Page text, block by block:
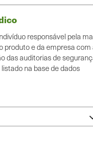
responsável pela
produto e da empresa com
das auditorias de
na base de dados